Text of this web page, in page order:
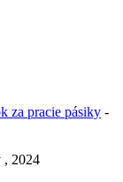
za pracie pásiky -
, 2024